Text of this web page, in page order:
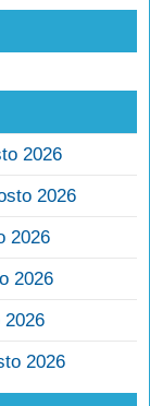
2026
2026
2026
2026
2026
2026